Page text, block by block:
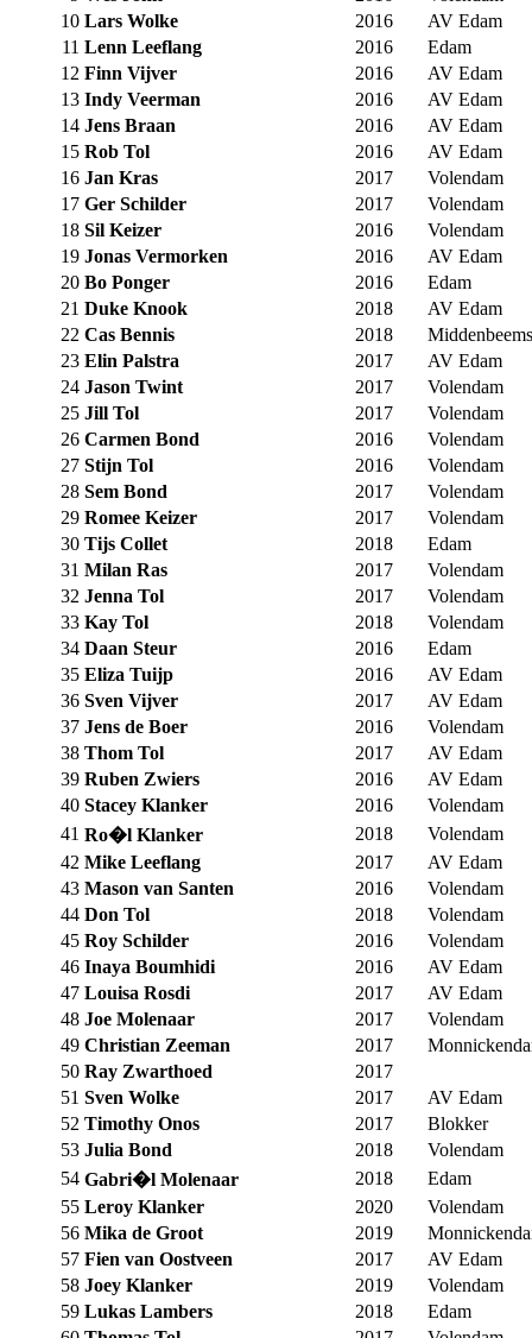
10 Lars Wolke 2016
AV Edam
11 Lenn Leeflang 2016
Edam
12 Finn Vijver 2016
AV Edam
13 Indy Veerman 2016
AV Edam
14 Jens Braan 2016
AV Edam
15 Rob Tol 2016
AV Edam
16 Jan Kras 2017
Volendam
17 Ger Schilder 2017
Volendam
18 Sil Keizer 2016
Volendam
19 Jonas Vermorken 2016
AV Edam
20 Bo Ponger 2016
Edam
21 Duke Knook 2018
AV Edam
22 Cas Bennis 2018
23 Elin Palstra 2017
AV Edam
24 Jason Twint 2017
Volendam
25 Jill Tol 2017
Volendam
26 Carmen Bond 2016
Volendam
27 Stijn Tol 2016
Volendam
28 Sem Bond 2017
Volendam
29 Romee Keizer 2017
Volendam
30 Tijs Collet 2018
Edam
31 Milan Ras 2017
Volendam
32 Jenna Tol 2017
Volendam
33 Kay Tol 2018
Volendam
34 Daan Steur 2016
Edam
35 Eliza Tuijp 2016
AV Edam
36 Sven Vijver 2017
AV Edam
37 Jens de Boer 2016
Volendam
38 Thom Tol 2017
AV Edam
39 Ruben Zwiers 2016
AV Edam
40 Stacey Klanker 2016
Volendam
41 Ro�l Klanker 2018
Volendam
42 Mike Leeflang 2017
AV Edam
43 Mason van Santen 2016
Volendam
44 Don Tol 2018
Volendam
45 Roy Schilder 2016
Volendam
46 Inaya Boumhidi 2016
AV Edam
47 Louisa Rosdi 2017
AV Edam
48 Joe Molenaar 2017
Volendam
49 Christian Zeeman 2017
50 Ray Zwarthoed
2017
51 Sven Wolke 2017
AV Edam
52 Timothy Onos 2017
Blokker
53 Julia Bond 2018
Volendam
54 Gabri�l Molenaar 2018
Edam
55 Leroy Klanker 2020
Volendam
56 Mika de Groot 2019
57 Fien van Oostveen 2017
AV Edam
58 Joey Klanker 2019
Volendam
59 Lukas Lambers 2018
Edam